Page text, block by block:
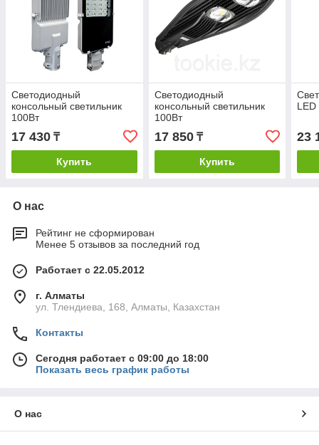
Светодиодный
консольный светильник
100Вт
17 430 ₸
Купить
Светодиодный
консольный светильник
100Вт
17 850₸
Купить
23
О нас
Рейтинг не сформирован
Менее 5 отзывов за последний год
Работает с 22.05.2012
г. Алматы
ул. Тлендиева, 168, Алматы, Казахстан
Контакты
Сегодня работает с 09:00 до 18:00
Показать весь график работы
О нас